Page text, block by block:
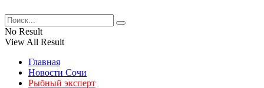
No Result
View All Result
Главная
Новости Сочи
Рыбный эксперт